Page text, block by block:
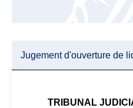
Jugement d'ouverture de
TRIBUNAL